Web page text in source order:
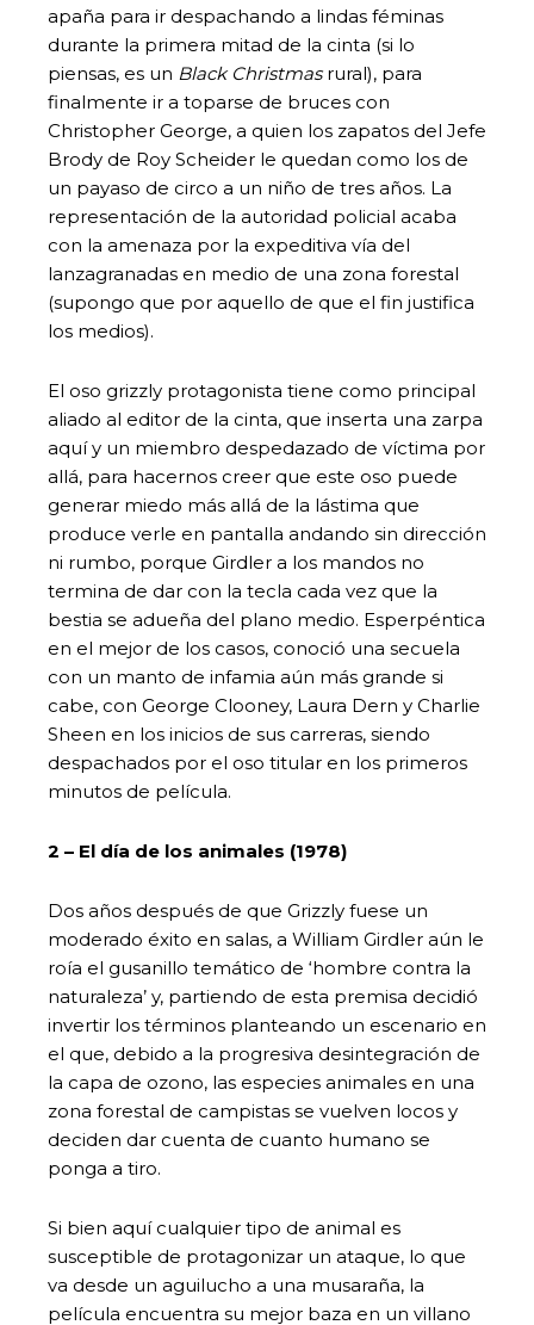
apaña para ir despachando a lindas féminas
durante la primera mitad de la cinta (si lo
piensas, es un Black Christmasrural), para
finalmente ir a toparse de bruces con
Christopher George, a quien los zapatos del Jefe
Brody de Roy Scheider le quedan como los de
un payaso de circo a un niño de tres años. La
representación de la autoridad policial acaba
con la amenaza por la expeditiva vía del
lanzagranadas en medio de una zona forestal
(supongo que por aquello de que el fin justifica
los medios).
El oso grizzly protagonista tiene como principal
aliado al editor de la cinta, que inserta una zarpa
aquí y un miembro despedazado de víctima por
allá, para hacernos creer que este oso puede
generar miedo más allá de la lástima que
produce verle en pantalla andando sin dirección
ni rumbo, porque Girdler a los mandos no
termina de dar con la tecla cada vez que la
bestia se adueña del plano medio. Esperpéntica
en el mejor de los casos, conoció una secuela
con un manto de infamia aún más grande si
cabe, con George Clooney, Laura Dern y Charlie
Sheen en los inicios de sus carreras, siendo
despachados por el oso titular en los primeros
minutos de película.
2 – El día de los animales (1978)
Dos años después de que Grizzly fuese un
moderado éxito en salas, a William Girdler aún le
roía el gusanillo temático de ‘hombre contra la
naturaleza’ y, partiendo de esta premisa decidió
invertir los términos planteando un escenario en
el que, debido a la progresiva desintegración de
la capa de ozono, las especies animales en una
zona forestal de campistas se vuelven locos y
deciden dar cuenta de cuanto humano se
ponga a tiro.
Si bien aquí cualquier tipo de animal es
susceptible de protagonizar un ataque, lo que
va desde un aguilucho a una musaraña, la
película encuentra su mejor baza en un villano